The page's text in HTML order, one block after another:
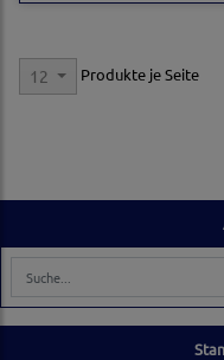
12 Produkte je Seite